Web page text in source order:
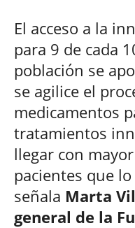
El acceso a la
para 9 de cada
población se
se agilice el
medicamentos
tratamientos
llegar con
pacientes que
señala Marta
general de la